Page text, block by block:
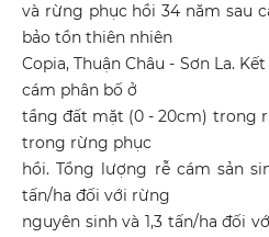
và rừng phục hồi 34 năm sau
bảo tồn thiên nhiên
Copia, Thuận Châu - Sơn La.
cám phân bố ở
tầng đất mặt (0 - 20cm) trong
trong rừng phục
hồi. Tổng lượng rễ cám sản
tấn/ha đối với rừng
nguyên sinh và 1,3 tấn/ha đối